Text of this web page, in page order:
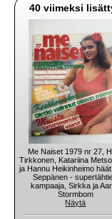
40 viimeksi
Me Naiset 1979 nr 27,
Tirkkonen, Katariina
ja Hannu Heikinheimo
Seppänen -
kampaaja, Sirkka ja
Stormbom
Näytä